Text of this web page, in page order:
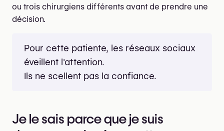
ou trois chirurgiens différents avant de prendre une
décision.
Pour cette patiente, les réseaux sociaux
éveillent l'attention.
Ils ne scellent pas la confiance.
Je le sais parce que je suis